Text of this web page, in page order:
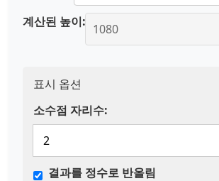
계산된 높이:
표시 옵션
소수점 자리수:
결과를 정수로 반올림